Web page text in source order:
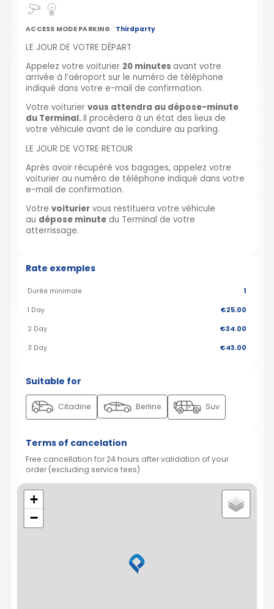
ACCESS MODE PARKING Thirdparty
LE JOUR DE VOTRE DÉPART
Appelez votre voiturier 20 minutes avant votre
arrivée à l’aéroport sur le numéro de téléphone
indiqué dans votre e-mail de confirmation.
Votre voiturier vous attendra au dépose-minute
du Terminal.Il procèdera à un état des lieux de
votre véhicule avant de le conduire au parking.
LE JOUR DE VOTRE RETOUR
Après avoir récupéré vos bagages, appelez votre
voiturier au numéro de téléphone indiqué dans votre
e-mail de confirmation.
Votre voiturier vous restituera votre véhicule
au dépose minute du Terminal de votre
atterrissage.
Rate exemples
Durée minimale 1
1 Day €25.00
2 Day €34.00
3 Day €43.00
Suitable for
Citadine Berline Suv
Terms of cancelation
Free cancellation for 24 hours after validation of your
order (excluding service fees)
+
−